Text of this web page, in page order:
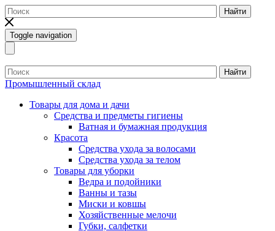
Найти
Toggle navigation
Найти
Промышленный склад
Товары для дома и дачи
Средства и предметы гигиены
Ватная и бумажная продукция
Красота
Средства ухода за волосами
Средства ухода за телом
Товары для уборки
Ведра и подойники
Ванны и тазы
Миски и ковшы
Хозяйственные мелочи
Губки, салфетки